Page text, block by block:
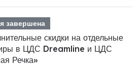
завершена
скидки на отдельные
в ЦДС Dreamline и ЦДС
Речка»